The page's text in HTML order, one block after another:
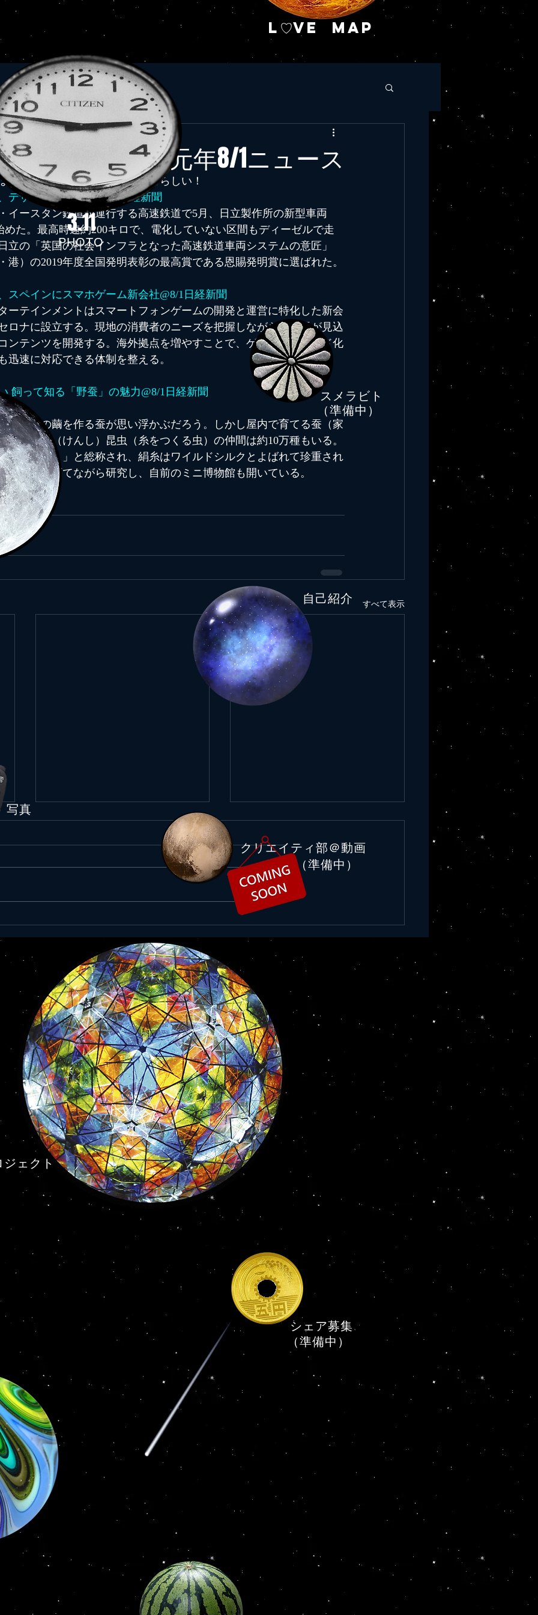
L♡VE MAP
PHOTO
3.11
スメラビト
​（準備中）
​自己紹介
​写真
​クリエイティ部＠動画
（準備中）
ジェクト
シェア募集
（準備中）
ブログ３６５
っぽん！令和元年8/1ニュース
年8月1日 読了時間: 2分
ん！我が国は誇らしい！実に誇らしい！
デザインに発明賞@8/1日経新聞
イースタン鉄道が運行する高速鉄道で5月、日立製作所の新型車両
た。最高時速約200キロで、電化していない区間もディーゼルで走
立の「英国の社会インフラとなった高速鉄道車両システムの意匠」
港）の2019年度全国発明表彰の最高賞である恩賜発明賞に選ばれた。
スペインにスマホゲーム新会社@8/1日経新聞
ーテインメントはスマートフォンゲームの開発と運営に特化した新会
ロナに設立する。現地の消費者のニーズを把握しながら、成長が見込
ンテンツを開発する。海外拠点を増やすことで、ゲームのクラウド化
迅速に対応できる体制を整える。
飼って知る「野蚕」の魅力@8/1日経新聞
楕円体の繭を作る蚕が思い浮かぶだろう。しかし屋内で育てる蚕（家
に、絹糸（けんし）昆虫（糸をつくる虫）の仲間は約10万種もいる。
（やさん）」と総称され、絹糸はワイルドシルクとよばれて珍重され
京都内で育てながら研究し、自前のミニ博物館も開いている。
すべて表示
ピカイチにっぽん！令和元年
今日もサイコーにっぽん！実に誇
らしい！ ◆天皇陛下、コソボ大
会見された。2019年は日本とコソ
ボの外交関係樹立10周年にあた
る。サチ大統領は首相として来日
した14年にも、皇太子...
ピカイチにっぽん！令和元年
9/13ニュース
今日もサイコーにっぽん！実に素
晴らしい！誇らしい！偉大すぎ
る！ ◆光合成を即時計測 愛媛大
が世界初＠9/13日本農業新聞 愛媛
究センターは９日、作物の光合成
テムを開発したと発表した。生産
者が活用できるシステム開発の...